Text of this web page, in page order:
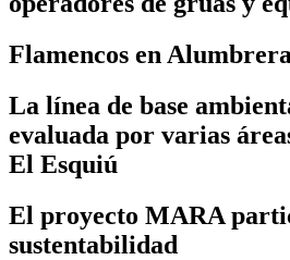
Flamencos en Alumbrera
La línea de base
evaluada por varias
El Esquiú
El proyecto MARA
sustentabilidad